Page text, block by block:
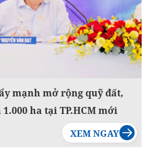
mạnh mở rộng quỹ đất,
ha tại TP.HCM mới